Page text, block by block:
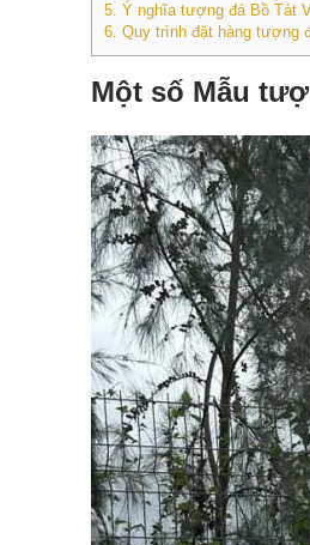
5. Ý nghĩa tượng đá Bồ Tát
6. Quy trình đặt hàng tượng
Một số Mẫu